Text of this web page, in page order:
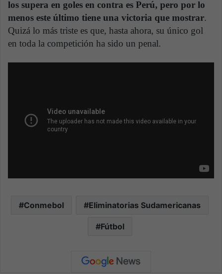
los supera en goles en contra es Perú, pero por lo
menos este último tiene una victoria que mostrar.
Quizá lo más triste es que, hasta ahora, su único gol
en toda la competición ha sido un penal.
Conmebol Eliminatorias Sudamericanas
Fútbol